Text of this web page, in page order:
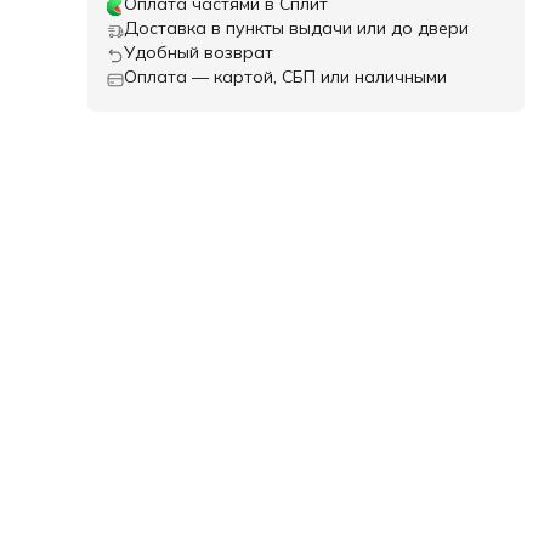
Доставка в пункты выдачи или до двери
Удобный возврат
Оплата — картой, СБП или наличными